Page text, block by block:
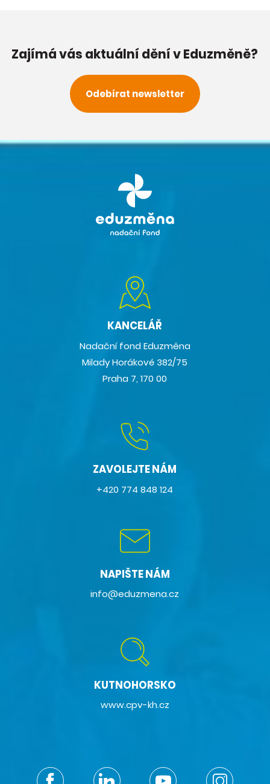
Zajímá vás aktuální dění v Eduzměně?
Odebírat newsletter
KANCELÁŘ
Nadační fond Eduzměna
Milady Horákové 382/75
Praha 7, 170 00
ZAVOLEJTE NÁM
+420 774 848 124
NAPIŠTE NÁM
info@eduzmena.cz
KUTNOHORSKO
www.cpv-kh.cz